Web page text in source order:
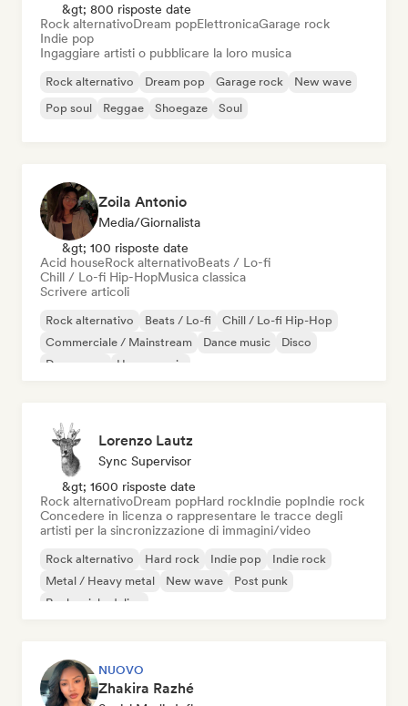
&gt; 800 risposte date
Rock alternativoDream popElettronicaGarage rock
Indie pop
Ingaggiare artisti o pubblicare la loro musica
Rock alternativo Dream pop Garage rock
New wave
Pop soul
Reggae Shoegaze Soul
Zoila Antonio
Media/Giornalista
&gt; 100 risposte date
Acid houseRock alternativoBeats / Lo-fi
Chill / Lo-fi Hip-HopMusica classica
Scrivere articoli
Rock alternativo Beats / Lo-fi
Chill / Lo-fi Hip-Hop
Commerciale / Mainstream
Dance music
Disco
Dream pop
House music
Lorenzo Lautz
Sync Supervisor
&gt; 1600 risposte date
Rock alternativoDream popHard rockIndie popIndie rock
Concedere in licenza o rappresentare le tracce degli
artisti per la sincronizzazione di immagini/video
Rock alternativo Hard rock Indie pop
Indie rock
Metal / Heavy metal
New wave
Post punk
Rock psichedelico
NUOVO
Zhakira Razhé